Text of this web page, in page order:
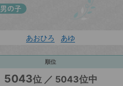
男の子
あおひろ あゆ
順位
5043位 ／ 5043位中